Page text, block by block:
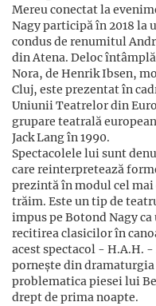
Mereu conectat la
Nagy participă în 2018 la
condus de renumitul
din Atena. Deloc
Nora, de Henrik Ibsen,
Cluj, este prezentat în
Uniunii Teatrelor din
grupare teatrală
Jack Lang în 1990.
Spectacolele lui sunt
care reinterpretează
prezintă în modul cel
trăim. Este un tip de
impus pe Botond Nagy
recitirea clasicilor în
acest spectacol - H.A.H.
pornește din
problematica piesei lui
drept de prima noapte.